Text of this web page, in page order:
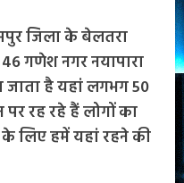
जिला के बेलतरा
46 गणेश नगर नयापारा
है यहां लगभग 50
पर रह रहे हैं लोगों का
लिए हमें यहां रहने की